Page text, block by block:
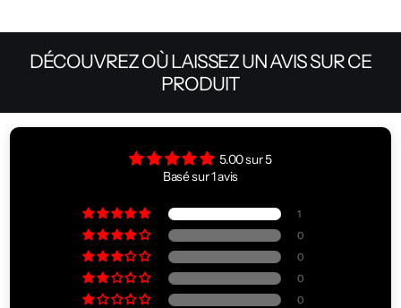
DÉCOUVREZ OÙ LAISSEZ UN AVIS SUR CE
PRODUIT
5.00 sur 5
Basé sur 1 avis
1
0
0
0
0